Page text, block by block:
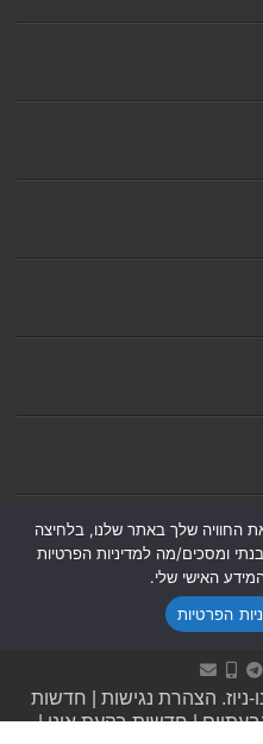
הצהרת נגישות
חדשות
|חדשות בקעת אונו|
החוויה שלך באתר שלנו, בלחיצה
ומסכים/מה למדיניות הפרטיות
האישי שלי.
הפרטיות